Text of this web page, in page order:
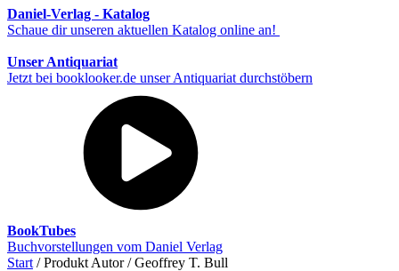
Daniel-Verlag - Katalog
Schaue dir unseren aktuellen Katalog online an!
Unser Antiquariat
Jetzt bei booklooker.de unser Antiquariat durchstöbern
BookTubes
Buchvorstellungen vom Daniel Verlag
Start / Produkt Autor / Geoffrey T. Bull